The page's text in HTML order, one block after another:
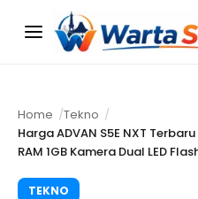
Menu
Home
Tekno
Harga ADVAN S5E NXT
RAM 1GB Kamera Dual LED
TEKNO